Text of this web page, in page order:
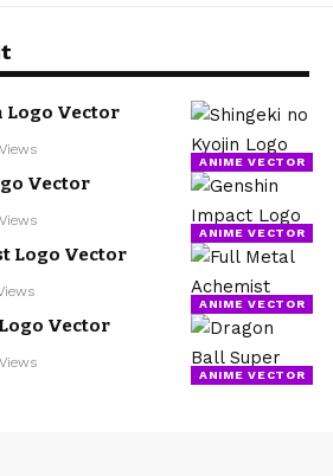
ANIME VECTOR
Logo Vector
ANIME VECTOR
Vector
ANIME VECTOR
Logo Vector
ANIME VECTOR
Vector